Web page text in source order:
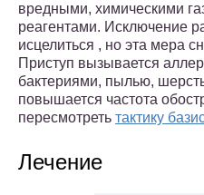
вредными, химическими
реагентами. Исключение
исцелиться , но эта мера
Приступ вызывается
бактериями, пылью,
повышается частота
пересмотреть тактику
Лечение